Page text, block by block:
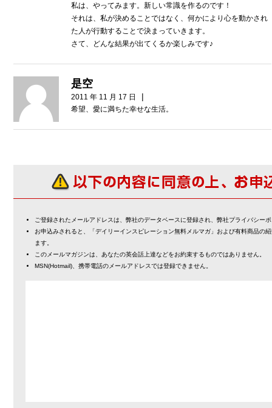
私は、やってみます。新しい常識を作るのです！
それは、私が決めることではなく、何かにより心を動かされ
た人が行動することで決まっていきます。
さて、どんな結果が出てくるか楽しみです♪
是空
2011 年 11 月 17 日 |
希望、愛に満ちた幸せな生活。
ご登録されたメールアドレスは、弊社のデータベースに登録され、弊社プライバシー
お申込みされると、「デイリーインスピレーション無料メルマガ」および有料商品の
ます。
このメールマガジンは、あなたの英会話上達などをお約束するものではありません。
MSN(Hotmail)、携帯電話のメールアドレスでは登録できません。